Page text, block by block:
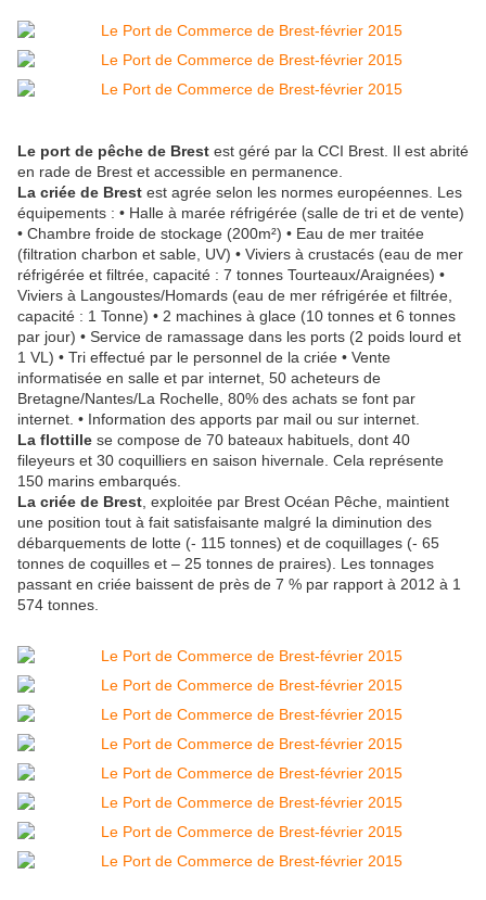
Le port de pêche de Brest est géré par la CCI Brest. Il est abrité
en rade de Brest et accessible en permanence.
La criée de Brest est agrée selon les normes européennes. Les
équipements : • Halle à marée réfrigérée (salle de tri et de vente)
• Chambre froide de stockage (200m²) • Eau de mer traitée
(filtration charbon et sable, UV) • Viviers à crustacés (eau de mer
réfrigérée et filtrée, capacité : 7 tonnes Tourteaux/Araignées) •
Viviers à Langoustes/Homards (eau de mer réfrigérée et filtrée,
capacité : 1 Tonne) • 2 machines à glace (10 tonnes et 6 tonnes
par jour) • Service de ramassage dans les ports (2 poids lourd et
1 VL) • Tri effectué par le personnel de la criée • Vente
informatisée en salle et par internet, 50 acheteurs de
Bretagne/Nantes/La Rochelle, 80% des achats se font par
internet. • Information des apports par mail ou sur internet.
La flottille se compose de 70 bateaux habituels, dont 40
fileyeurs et 30 coquilliers en saison hivernale. Cela représente
150 marins embarqués.
La criée de Brest , exploitée par Brest Océan Pêche, maintient
une position tout à fait satisfaisante malgré la diminution des
débarquements de lotte (- 115 tonnes) et de coquillages (- 65
tonnes de coquilles et – 25 tonnes de praires). Les tonnages
passant en criée baissent de près de 7 % par rapport à 2012 à 1
574 tonnes.